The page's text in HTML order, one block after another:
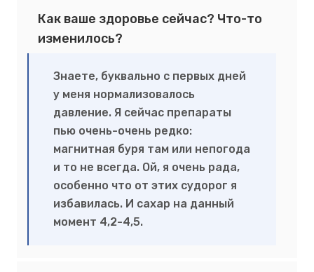
Как ваше здоровье сейчас? Что-то
изменилось?
Знаете, буквально с первых дней
у меня нормализовалось
давление. Я сейчас препараты
пью очень-очень редко:
магнитная буря там или непогода
и то не всегда. Ой, я очень рада,
особенно что от этих судорог я
избавилась. И сахар на данный
момент 4,2-4,5.